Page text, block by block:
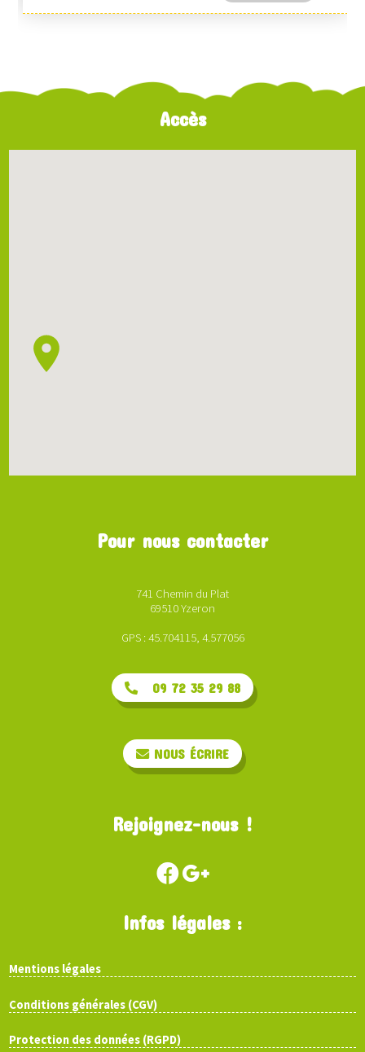
Accès
Pour nous contacter
741 Chemin du Plat
69510 Yzeron
GPS : 45.704115, 4.577056
09 72 35 29 88
NOUS ÉCRIRE
Rejoignez-nous !
Infos légales :
Mentions légales
Conditions générales (CGV)
Protection des données (RGPD)